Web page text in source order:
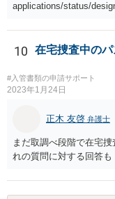
applications/status/
いる弁護士や行政書士
10 在宅捜査中の
#入管書類の申請サポート
2023年1月24日
正木 友啓 弁護士
まだ取調べ段階で在宅
れの質問に対する回答も